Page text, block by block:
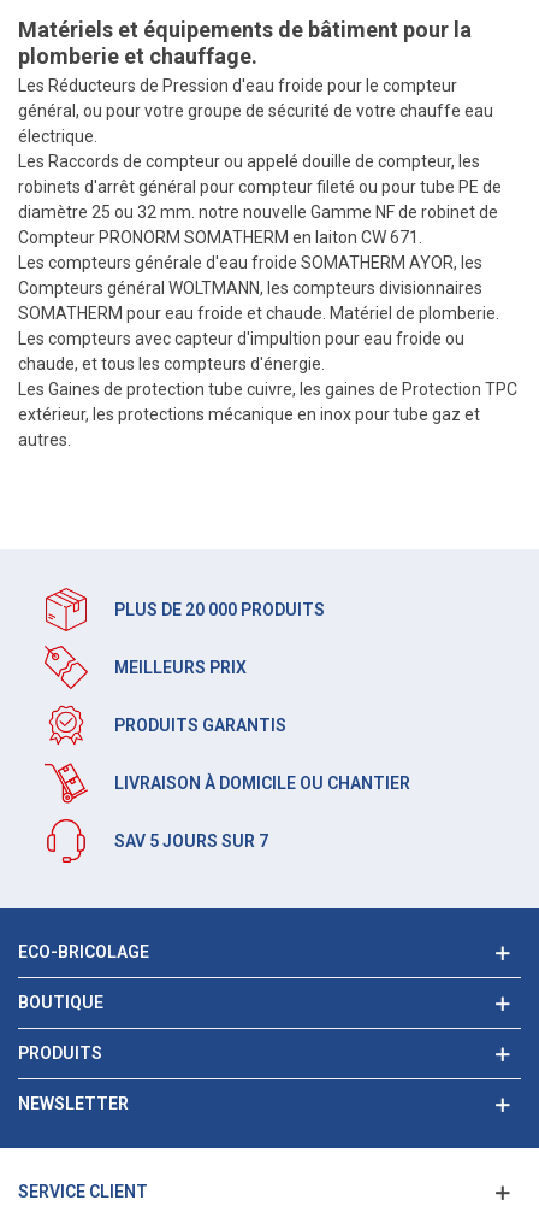
Matériels et équipements de bâtiment pour la
plomberie et chauffage.
Les Réducteurs de Pression d'eau froide pour le compteur
général, ou pour votre groupe de sécurité de votre chauffe eau
électrique.
Les Raccords de compteur ou appelé douille de compteur, les
robinets d'arrêt général pour compteur fileté ou pour tube PE de
diamètre 25 ou 32 mm. notre nouvelle Gamme NF de robinet de
Compteur PRONORM SOMATHERM en laiton CW 671.
Les compteurs générale d'eau froide SOMATHERM AYOR, les
Compteurs général WOLTMANN, les compteurs divisionnaires
SOMATHERM pour eau froide et chaude. Matériel de plomberie.
Les compteurs avec capteur d'impultion pour eau froide ou
chaude, et tous les compteurs d'énergie.
Les Gaines de protection tube cuivre, les gaines de Protection TPC
extérieur, les protections mécanique en inox pour tube gaz et
autres.
PLUS DE 20 000 PRODUITS
MEILLEURS PRIX
PRODUITS GARANTIS
LIVRAISON À DOMICILE OU CHANTIER
SAV 5 JOURS SUR 7
ECO-BRICOLAGE
BOUTIQUE
PRODUITS
NEWSLETTER
SERVICE CLIENT